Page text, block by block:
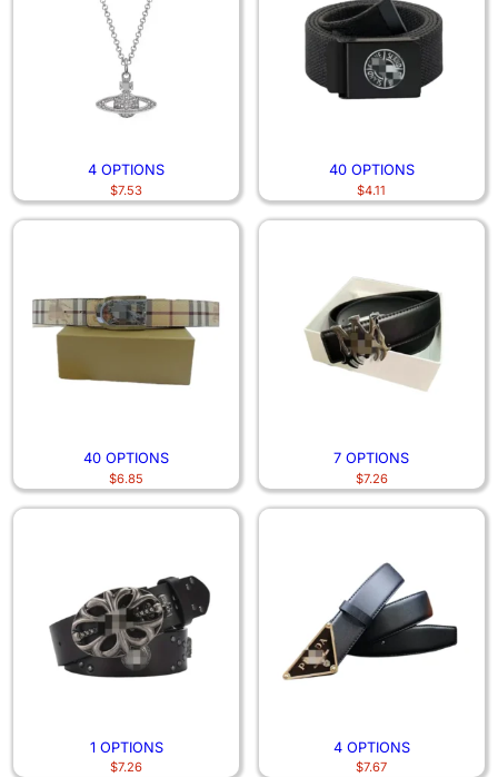
4 OPTIONS
$7.53
40 OPTIONS
$4.11
40 OPTIONS
$6.85
7 OPTIONS
$7.26
1 OPTIONS
$7.26
4 OPTIONS
$7.67